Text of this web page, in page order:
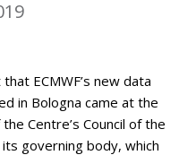
ECMWF’s new data
in Bologna came at the
Centre’s Council of the
governing body, which